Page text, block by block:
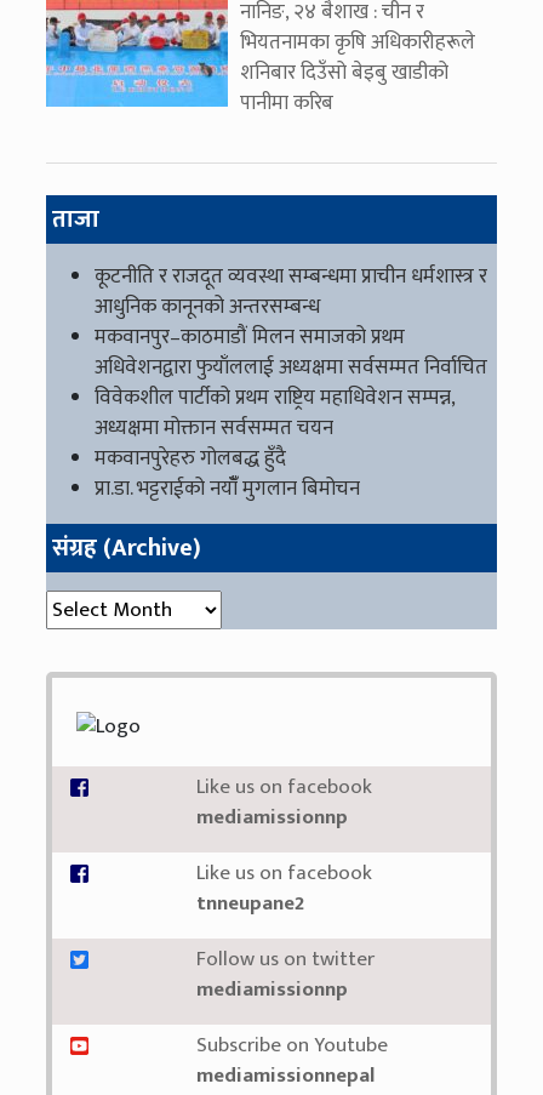
नानिङ, २४ बैशाख : चीन र
भियतनामका कृषि अधिकारीहरूले
शनिबार दिउँसो बेइबु खाडीको
पानीमा करिब
ताजा
कूटनीति र राजदूत व्यवस्था सम्बन्धमा प्राचीन धर्मशास्त्र र
आधुनिक कानूनको अन्तरसम्बन्ध
मकवानपुर–काठमाडौं मिलन समाजको प्रथम
अधिवेशनद्वारा फुयाँललाई अध्यक्षमा सर्वसम्मत निर्वाचित
विवेकशील पार्टीको प्रथम राष्ट्रिय महाधिवेशन सम्पन्न,
अध्यक्षमा मोक्तान सर्वसम्मत चयन
मकवानपुरेहरु गोलबद्ध हुँदै
प्रा.डा. भट्टराईको नयाँँ मुगलान बिमोचन
संग्रह (Archive)
संग्रह (Archive)
Like us on facebook
mediamissionnp
Like us on facebook
tnneupane2
Follow us on twitter
mediamissionnp
Subscribe on Youtube
mediamissionnepal